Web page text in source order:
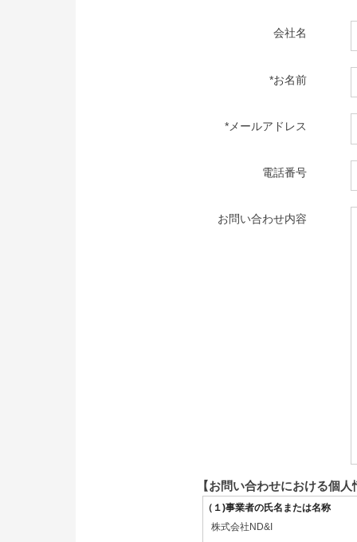
会社名
*お名前
*メールアドレス
電話番号
お問い合わせ内容
【お問い合わせにおける個
（１)事業者の氏名または名称
株式会社ND&I